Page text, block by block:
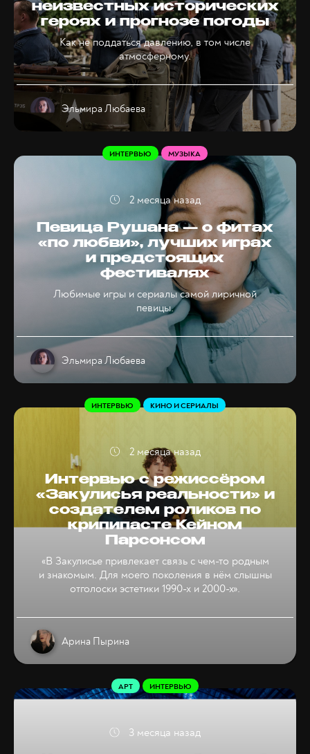
неизвестных исторических
героях и прогнозе погоды
Как не поддаться давлению, в том числе
атмосферному.
Эльмира Любаева
Певица Рушана — о фитах
«по любви», лучших играх
и предстоящих
фестивалях
Любимые игры и сериалы самой лиричной
певицы.
ИНТЕРВЬЮ МУЗЫКА
Эльмира Любаева
2 месяца назад
Интервью с режиссёром
«Закулисья реальности» и
создателем роликов по
крипипасте Кейном
Парсонсом
«В Закулисье привлекает связь с чем-то родным
и знакомым. Для моего поколения в нём слышны
отголоски эстетики 1990-х и 2000-х».
ИНТЕРВЬЮ КИНО И СЕРИАЛЫ
Арина Пырина
2 месяца назад
АРТ ИНТЕРВЬЮ
3 месяца назад